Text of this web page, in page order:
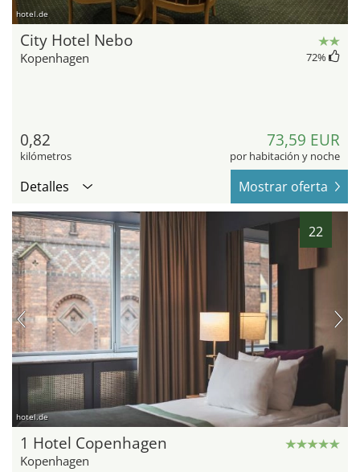
hotel.de
City Hotel Nebo
Kopenhagen 72%
0,82
kilómetros
73,59 EUR
por habitación y noche
Detalles Mostrar oferta
22
hotel.de
1 Hotel Copenhagen
Kopenhagen